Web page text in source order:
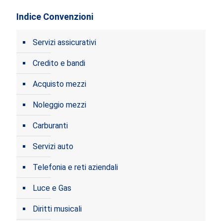
Indice Convenzioni
Servizi assicurativi
Credito e bandi
Acquisto mezzi
Noleggio mezzi
Carburanti
Servizi auto
Telefonia e reti aziendali
Luce e Gas
Diritti musicali